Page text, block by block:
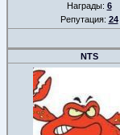
Награды: 6
Репутация: 24
NTS